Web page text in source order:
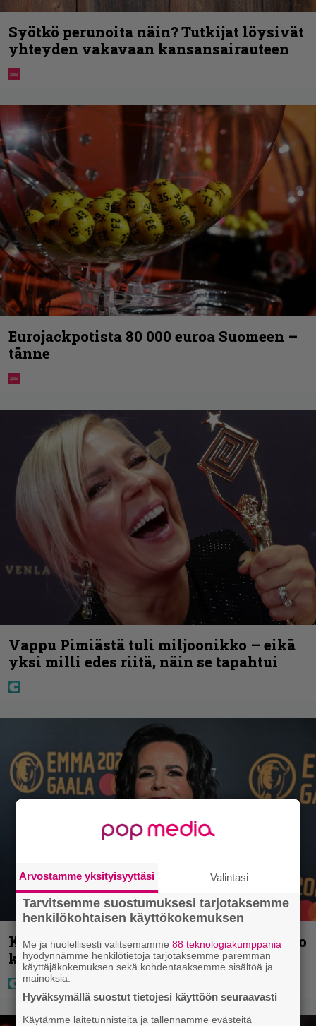
Syötkö perunoita näin? Tutkijat löysivät
yhteyden vakavaan kansansairauteen
Eurojackpotista 80 000 euroa Suomeen –
tänne
Vappu Pimiästä tuli miljoonikko – eikä
yksi milli edes riitä, näin se tapahtui
Kaija Koolta ikävä ilmoitus – Juha Tapio
kiirehti apuun
Arvostamme yksityisyyttäsi Valintasi
Tarvitsemme suostumuksesi tarjotaksemme
henkilökohtaisen käyttökokemuksen
Me ja huolellisesti valitsemamme88 teknologiakumppania
hyödynnämme henkilötietoja tarjotaksemme paremman
käyttäjäkokemuksen sekä kohdentaaksemme sisältöä ja
mainoksia.
Hyväksymällä suostut tietojesi käyttöön seuraavasti
Käytämme laitetunnisteita ja tallennamme evästeitä